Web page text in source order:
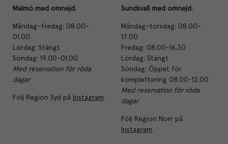
Malmö med omnejd.
Måndag–fredag: 08.00-
01.00
Lördag: Stängt
Söndag: 19.00-01.00
Med reservation för röda
dagar
Följ Region Syd på Instagram.
Sundsvall med omnejd.
Måndag–torsdag: 08.00-
17.00
Fredag: 08.00-16.30
Lördag: Stängt
Söndag: Öppet för
komplettering 08.00-12.00
Med reservation för röda
dagar
Följ Region Norr på
Instagram.